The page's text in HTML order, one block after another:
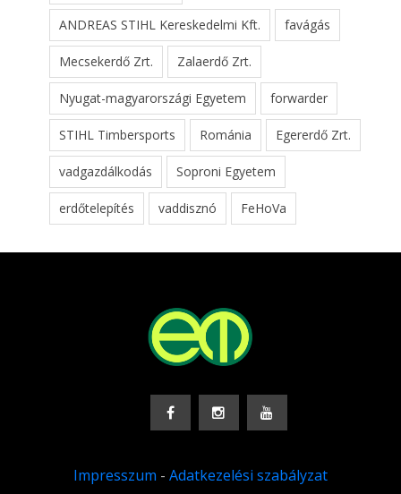
ANDREAS STIHL Kereskedelmi Kft. favágás
Mecsekerdő Zrt. Zalaerdő Zrt.
Nyugat-magyarországi Egyetem forwarder
STIHL Timbersports Románia Egererdő Zrt.
vadgazdálkodás Soproni Egyetem
erdőtelepítés vaddisznó FeHoVa
Impresszum - Adatkezelési szabályzat